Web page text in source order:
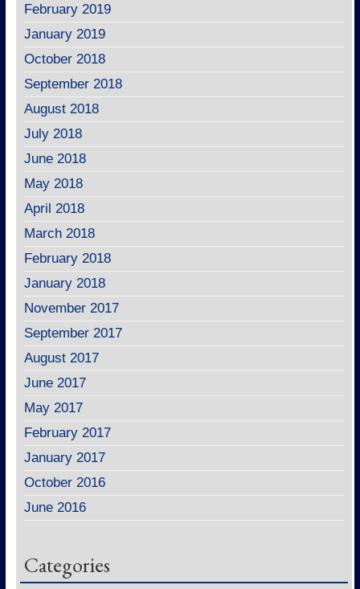
February 2019
January 2019
October 2018
September 2018
August 2018
July 2018
June 2018
May 2018
April 2018
March 2018
February 2018
January 2018
November 2017
September 2017
August 2017
June 2017
May 2017
February 2017
January 2017
October 2016
June 2016
Categories